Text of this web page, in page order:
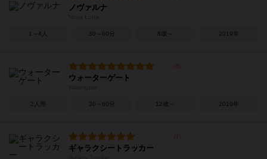
ノヴァルナ
1～4人 30～60分 8歳～ 2019年
ウォーターゲート
2人用 30～60分 12歳～ 2019年
ギャラクシートラッカー